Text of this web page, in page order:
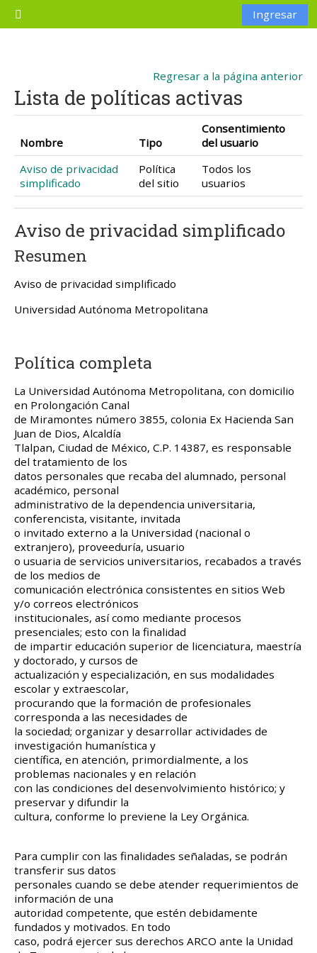
Saltar al contenido principal
Pánel lateral
Ingresar
Regresar a la página anterior
Lista de políticas activas
Nombre Tipo
Consentimiento
del usuario
Aviso de privacidad
simplificado
Política
del sitio
Todos los
usuarios
Aviso de privacidad simplificado
Resumen
Aviso de privacidad simplificado
Universidad Autónoma Metropolitana
Política completa
La Universidad Autónoma Metropolitana, con domicilio
en Prolongación Canal
de Miramontes número 3855, colonia Ex Hacienda San
Juan de Dios, Alcaldía
Tlalpan, Ciudad de México, C.P. 14387, es responsable
del tratamiento de los
datos personales que recaba del alumnado, personal
académico, personal
administrativo de la dependencia universitaria,
conferencista, visitante, invitada
o invitado externo a la Universidad (nacional o
extranjero), proveeduría, usuario
o usuaria de servicios universitarios, recabados a través
de los medios de
comunicación electrónica consistentes en sitios Web
y/o correos electrónicos
institucionales, así como mediante procesos
presenciales; esto con la finalidad
de impartir educación superior de licenciatura, maestría
y doctorado, y cursos de
actualización y especialización, en sus modalidades
escolar y extraescolar,
procurando que la formación de profesionales
corresponda a las necesidades de
la sociedad; organizar y desarrollar actividades de
investigación humanística y
científica, en atención, primordialmente, a los
problemas nacionales y en relación
con las condiciones del desenvolvimiento histórico; y
preservar y difundir la
cultura, conforme lo previene la Ley Orgánica.
Para cumplir con las finalidades señaladas, se podrán
transferir sus datos
personales cuando se debe atender requerimientos de
información de una
autoridad competente, que estén debidamente
fundados y motivados. En todo
caso, podrá ejercer sus derechos ARCO ante la Unidad